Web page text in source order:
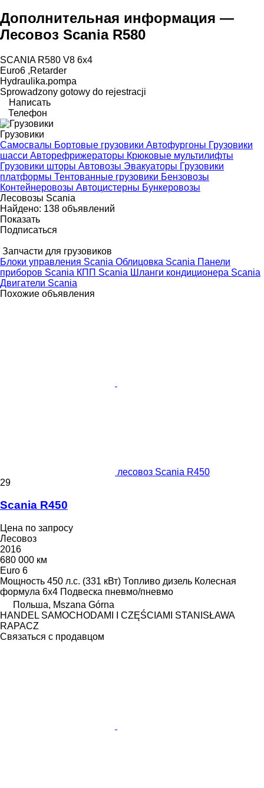
Дополнительная информация —
Лесовоз Scania R580
SCANIA R580 V8 6x4
Euro6 ,Retarder
Hydraulika.pompa
Sprowadzony gotowy do rejestracji
Написать
Телефон
Грузовики
Самосвалы Бортовые грузовики Автофургоны Грузовики
шасси Авторефрижераторы Крюковые мультилифты
Грузовики шторы Автовозы Эвакуаторы Грузовики
платформы Тентованные грузовики Бензовозы
Контейнеровозы Автоцистерны Бункеровозы
Лесовозы Scania
Найдено: 138 объявлений
Показать
Подписаться
Запчасти для грузовиков
Блоки управления Scania Облицовка Scania Панели
приборов Scania КПП Scania Шланги кондиционера Scania
Двигатели Scania
Похожие объявления
лесовоз Scania R450
29
Scania R450
Цена по запросу
Лесовоз
2016
680 000 км
Euro 6
Мощность 450 л.с. (331 кВт) Топливо дизель Колесная
формула 6x4 Подвеска пневмо/пневмо
Польша, Mszana Górna
HANDEL SAMOCHODAMI I CZĘŚCIAMI STANISŁAWA
RAPACZ
Связаться с продавцом